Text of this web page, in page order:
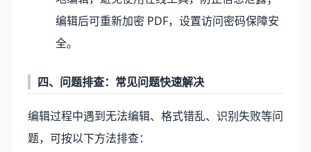
编辑后可重新加密 PDF，设置访问密码保障安
全。
四、问题排查：常见问题快速解决
编辑过程中遇到无法编辑、格式错乱、识别失败等问
题，可按以下方法排查：